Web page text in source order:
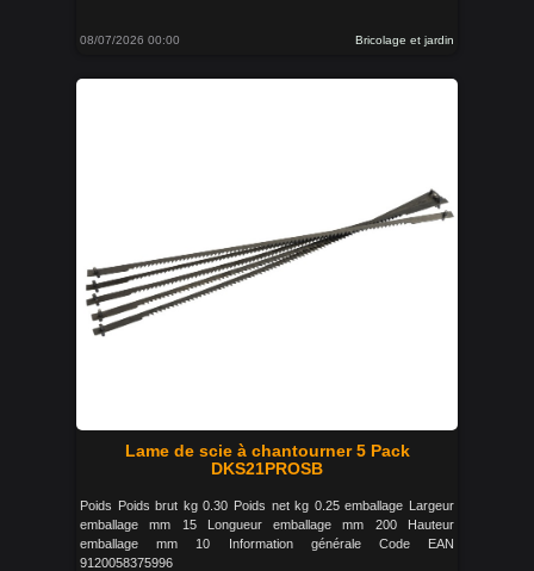
08/07/2026 00:00 Bricolage et jardin
Lame de scie à chantourner 5 Pack
DKS21PROSB
Poids Poids brut kg 0.30 Poids net kg 0.25 emballage Largeur
emballage mm 15 Longueur emballage mm 200 Hauteur
emballage mm 10 Information générale Code EAN
9120058375996